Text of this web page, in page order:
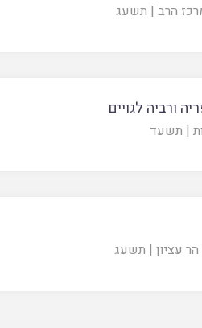
הרב | תשעג
ורביה לגויים
| תשעד
הר עציון | תשעג